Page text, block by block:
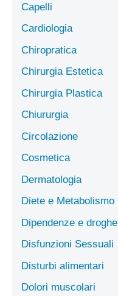
Capelli
Cardiologia
Chiropratica
Chirurgia Estetica
Chirurgia Plastica
Chiururgia
Circolazione
Cosmetica
Dermatologia
Diete e Metabolismo
Dipendenze e droghe
Disfunzioni Sessuali
Disturbi alimentari
Dolori muscolari